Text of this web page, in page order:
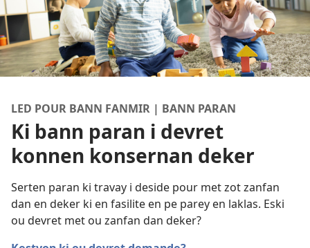
LED POUR BANN FANMIR | BANN PARAN
Ki bann paran i devret
konnen konsernan deker
Serten paran ki travay i deside pour met zot zanfan
dan en deker ki en fasilite en pe parey en laklas. Eski
ou devret met ou zanfan dan deker?